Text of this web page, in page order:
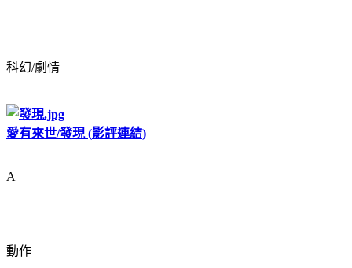
科幻/劇情
愛有來世/發現 (影評連結)
A
動作